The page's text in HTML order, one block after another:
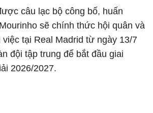
câu lạc bộ công bố, huấn
sẽ chính thức hội quân và
việc tại Real Madrid từ ngày 13/7
đội tập trung để bắt đầu giai
2026/2027.